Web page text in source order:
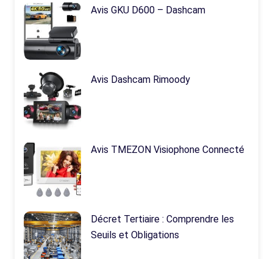
Avis GKU D600 – Dashcam
Avis Dashcam Rimoody
Avis TMEZON Visiophone Connecté
Décret Tertiaire : Comprendre les
Seuils et Obligations